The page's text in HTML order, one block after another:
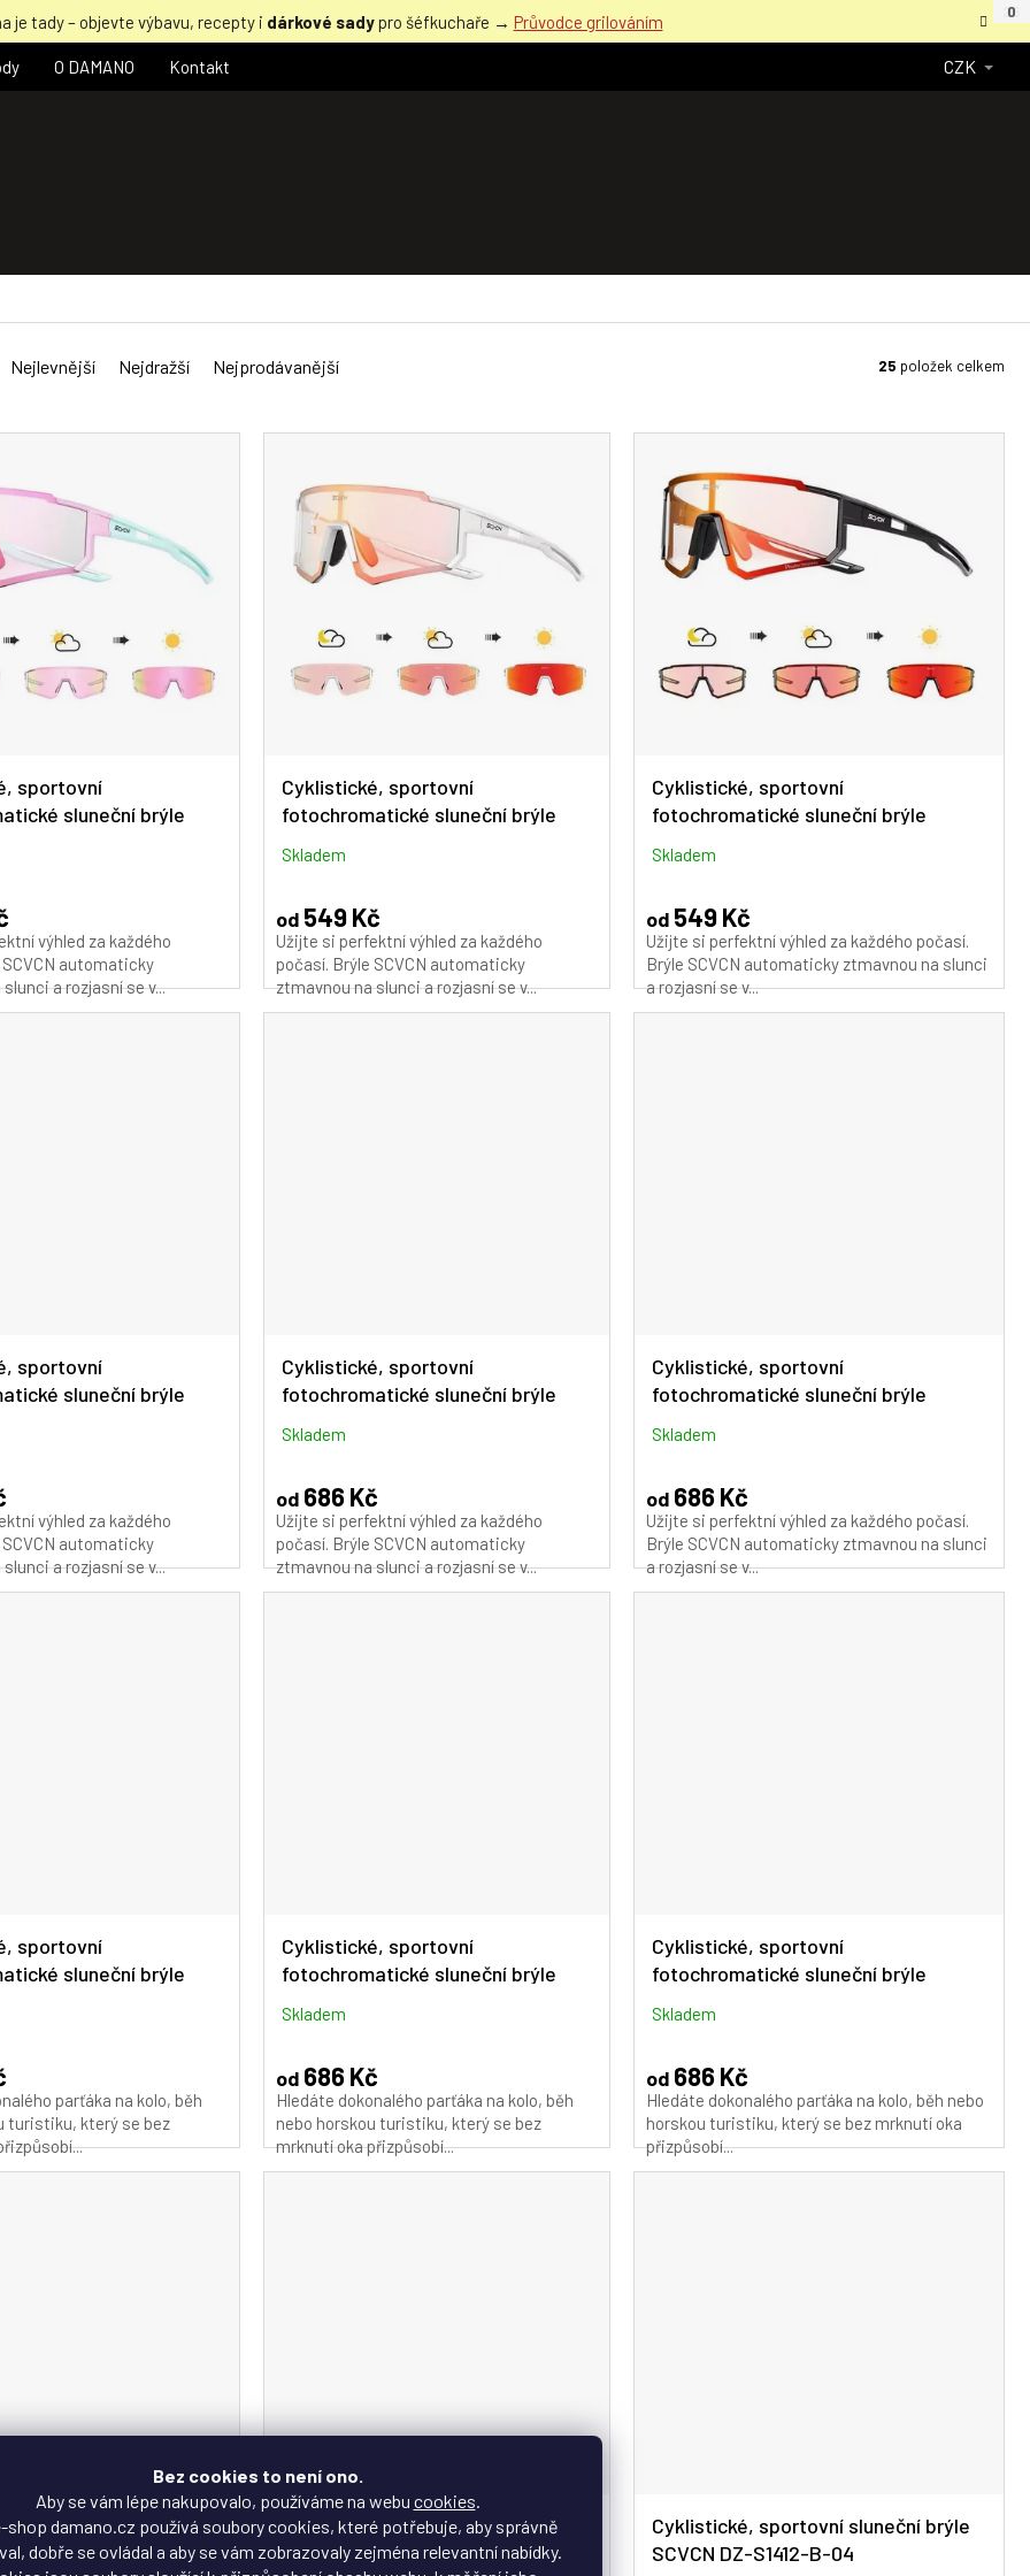
Bez cookies to není ono.
Aby se vám lépe nakupovalo, používáme na webu cookies.
shop damano.cz používá soubory cookies, které potřebuje, aby správně
dobře se ovládal a aby se vám zobrazovaly zejména relevantní nabídky.
je tady – objevte výbavu, recepty i dárkové sadypro šéfkuchaře → Průvodce grilováním
O DAMANO Kontakt CZK
25
0
0
Nejlevnější Nejdražší Nejprodávanější 25 položek celkem
sportovní
sluneční brýle
výhled za každého
automaticky
a rozjasní se v...
Cyklistické, sportovní
fotochromatické sluneční brýle
Skladem
od549 Kč
Užijte si perfektní výhled za každého
počasí. Brýle SCVCN automaticky
ztmavnou na slunci a rozjasní se v...
Cyklistické, sportovní
fotochromatické sluneční brýle
Skladem
od 549 Kč
Užijte si perfektní výhled za každého počasí.
Brýle SCVCN automaticky ztmavnou na slunci
a rozjasní se v...
sportovní
sluneční brýle
výhled za každého
automaticky
a rozjasní se v...
Cyklistické, sportovní
fotochromatické sluneční brýle
Skladem
od686 Kč
Užijte si perfektní výhled za každého
počasí. Brýle SCVCN automaticky
ztmavnou na slunci a rozjasní se v...
Cyklistické, sportovní
fotochromatické sluneční brýle
Skladem
od 686 Kč
Užijte si perfektní výhled za každého počasí.
Brýle SCVCN automaticky ztmavnou na slunci
a rozjasní se v...
sportovní
sluneční brýle
parťáka na kolo, běh
turistiku, který se bez
Cyklistické, sportovní
fotochromatické sluneční brýle
Skladem
od686 Kč
Hledáte dokonalého parťáka na kolo, běh
nebo horskou turistiku, který se bez
mrknutí oka přizpůsobí...
Cyklistické, sportovní
fotochromatické sluneční brýle
Skladem
od 686 Kč
Hledáte dokonalého parťáka na kolo, běh nebo
horskou turistiku, který se bez mrknutí oka
přizpůsobí...
sportovní sluneční
DZ-S1412-B-01
Cyklistické, sportovní sluneční
brýle SCVCN DZ-S1412-B-02
Cyklistické, sportovní sluneční brýle
SCVCN DZ-S1412-B-04